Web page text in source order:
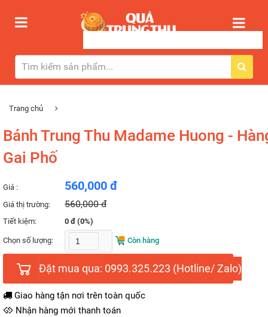
Trang chủ
Bánh Trung Thu Madame Huong -
Gai Phố
Giá : 560,000 đ
Giá thị trường: 560,000 đ
Tiết kiệm: 0 đ (0%)
Chọn số lượng: Còn hàng
Đặt mua qua: 0993.325.223 (Hotline/ Zalo)
Giao hàng tận nơi trên toàn quốc
Nhận hàng mới thanh toán